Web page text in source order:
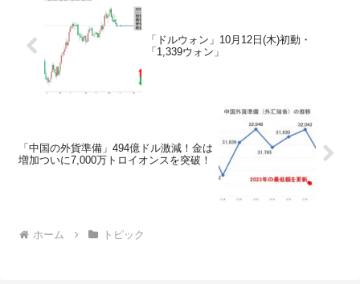
「ドルウォン」10月12日(木)初動・
「1,339ウォン」
「中国の外貨準備」494億ドル激減！金は
増加ついに7,000万トロイオンスを突破！
ホーム トピック